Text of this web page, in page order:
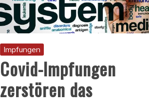
Impfungen
Covid-Impfungen
zerstören das